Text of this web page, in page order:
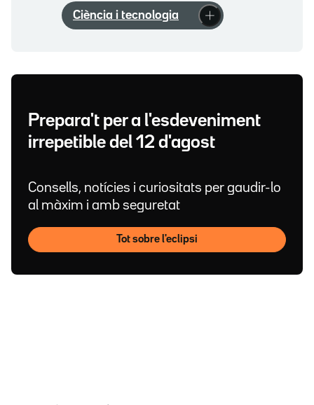
Ciència i tecnologia
Prepara't per a l'esdeveniment
irrepetible del 12 d'agost
Consells, notícies i curiositats per gaudir-lo
al màxim i amb seguretat
Tot sobre l'eclipsi